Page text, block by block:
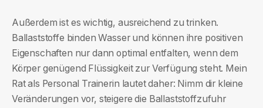
Außerdem ist es wichtig, ausreichend zu trinken.
Ballaststoffe binden Wasser und können ihre positiven
Eigenschaften nur dann optimal entfalten, wenn dem
Körper genügend Flüssigkeit zur Verfügung steht. Mein
Rat als Personal Trainerin lautet daher: Nimm dir kleine
Veränderungen vor, steigere die Ballaststoffzufuhr